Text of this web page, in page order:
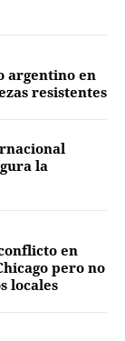
argentino en
resistentes
la
en
pero no
locales